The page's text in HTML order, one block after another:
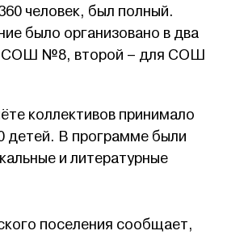
человек, был полный.
было организовано в два
СОШ №8, второй – для СОШ
коллективов принимало
детей. В программе были
и литературные
поселения сообщает,